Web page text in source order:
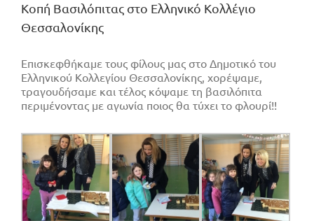
Κοπή Βασιλόπιτας στο Ελληνικό Κολλέγιο
Θεσσαλονίκης
Επισκεφθήκαμε τους φίλους μας στο Δημοτικό του
Ελληνικού Κολλεγίου Θεσσαλονίκης, χορέψαμε,
τραγουδήσαμε και τέλος κόψαμε τη βασιλόπιτα
περιμένοντας με αγωνία ποιος θα τύχει το φλουρί!!